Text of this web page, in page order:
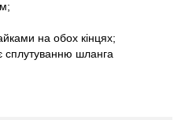
на обох кінцях;
сплутуванню шланга